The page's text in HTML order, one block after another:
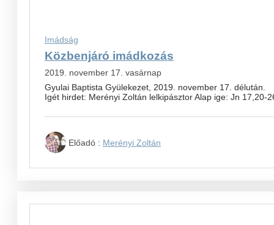
Imádság
Közbenjáró imádkozás
2019. november 17. vasárnap
Gyulai Baptista Gyülekezet, 2019. november 17. délután.
Igét hirdet: Merényi Zoltán lelkipásztor Alap ige: Jn 17,20-
Előadó : Merényi Zoltán